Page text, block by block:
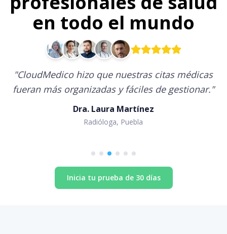
en todo el mundo
"CloudMedico hizo que nuestras citas médicas
fueran más organizadas y fáciles de gestionar."
Dra. Laura Martínez
Radióloga, Puebla
Inicia tu prueba de 30 días